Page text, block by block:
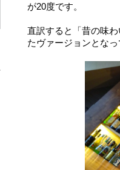
が20度です。
直訳すると「昔の味
たヴァージョンとな